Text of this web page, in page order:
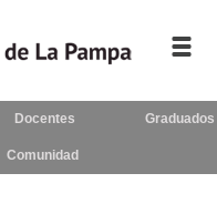
Docentes Graduados
Comunidad